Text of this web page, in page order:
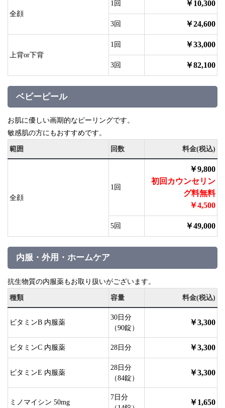
全顔
1回 ￥10,300
3回 ￥24,600
上背or下背
1回 ￥33,000
3回 ￥82,100
ベビーピール
お肌に優しい画期的なピーリングです。
敏感肌の方にもおすすめです。
範囲 回数 料金(税込)
全顔
1回
￥9,800
初回カウンセリン
グ料無料
￥4,500
5回 ￥49,000
内服・外用・ホームケア
抗生物質の内服薬もお取り扱いがございます。
種類 容量 料金(税込)
ビタミンB 内服薬
30日分
（90錠）
￥3,300
ビタミンC 内服薬 28日分 ￥3,300
ビタミンE 内服薬
28日分
（84錠）
￥3,300
ミノマイシン 50mg
7日分
￥1,650